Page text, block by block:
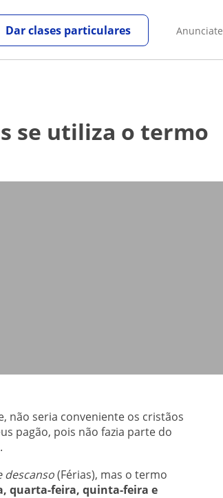
Anunciate
Dar clases particulares
não seria conveniente os cristãos
pagão, pois não fazia parte do
descanso(Férias), mas o termo
quarta-feira, quinta-feira e